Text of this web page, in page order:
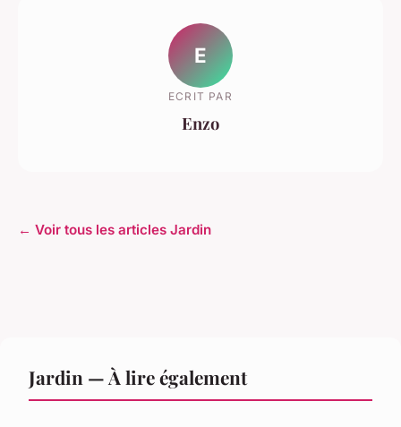
E
ECRIT PAR
Enzo
← Voir tous les articles Jardin
Jardin — À lire également